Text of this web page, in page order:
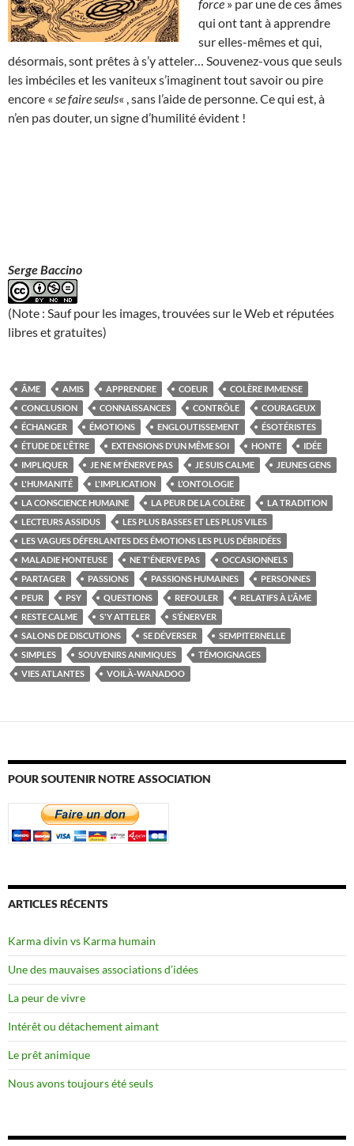
force » par une de ces âmes
qui ont tant à apprendre
sur elles-mêmes et qui,
désormais, sont prêtes à s’y atteler… Souvenez-vous que seuls
les imbéciles et les vaniteux s’imaginent tout savoir ou pire
encore « se faire seuls« , sans l’aide de personne. Ce qui est, à
n’en pas douter, un signe d’humilité évident !
Serge Baccino
(Note : Sauf pour les images, trouvées sur le Web et réputées
libres et gratuites)
ÂME AMIS APPRENDRE COEUR
COLÈRE IMMENSE
CONCLUSION
CONNAISSANCES CONTRÔLE
COURAGEUX
ÉCHANGER
ÉMOTIONS ENGLOUTISSEMENT
ÉSOTÉRISTES
ÉTUDE DE L'ÊTRE
EXTENSIONS D'UN MÊME SOI HONTE
IDÉE
IMPLIQUER
JE NE M'ÉNERVE PAS JE SUIS CALME
JEUNES GENS
L'HUMANITÉ
L'IMPLICATION
L’ONTOLOGIE
LA CONSCIENCE HUMAINE
LA PEUR DE LA COLÈRE
LA TRADITION
LECTEURS ASSIDUS
LES PLUS BASSES ET LES PLUS VILES
LES VAGUES DÉFERLANTES DES ÉMOTIONS LES PLUS DÉBRIDÉES
MALADIE HONTEUSE
NE T'ÉNERVE PAS
OCCASIONNELS
PARTAGER
PASSIONS PASSIONS HUMAINES
PERSONNES
PEUR
PSY QUESTIONS REFOULER
RELATIFS À L'ÂME
RESTE CALME
S'Y ATTELER
S’ÉNERVER
SALONS DE DISCUTIONS
SE DÉVERSER
SEMPITERNELLE
SIMPLES
SOUVENIRS ANIMIQUES
TÉMOIGNAGES
VIES ATLANTES
VOILÀ-WANADOO
POUR SOUTENIR NOTRE ASSOCIATION
ARTICLES RÉCENTS
Karma divin vs Karma humain
Une des mauvaises associations d’idées
La peur de vivre
Intérêt ou détachement aimant
Le prêt animique
Nous avons toujours été seuls